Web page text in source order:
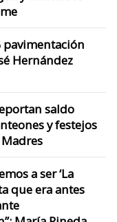
pavimentación
Hernández
saldo
y festejos
a ser ‘La
que era antes